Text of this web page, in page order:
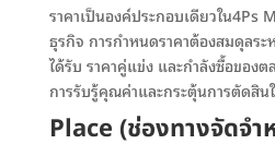
ราคาเป็นองค์ประกอบเดียวใน4Ps
ธุรกิจ การกำหนดราคาต้องสมดุลร
ได้รับ ราคาคู่แข่ง และกำลังซื้อของต
การรับรู้คุณค่าและกระตุ้นการตัดสิน
Place (ช่องทางจัดจำ